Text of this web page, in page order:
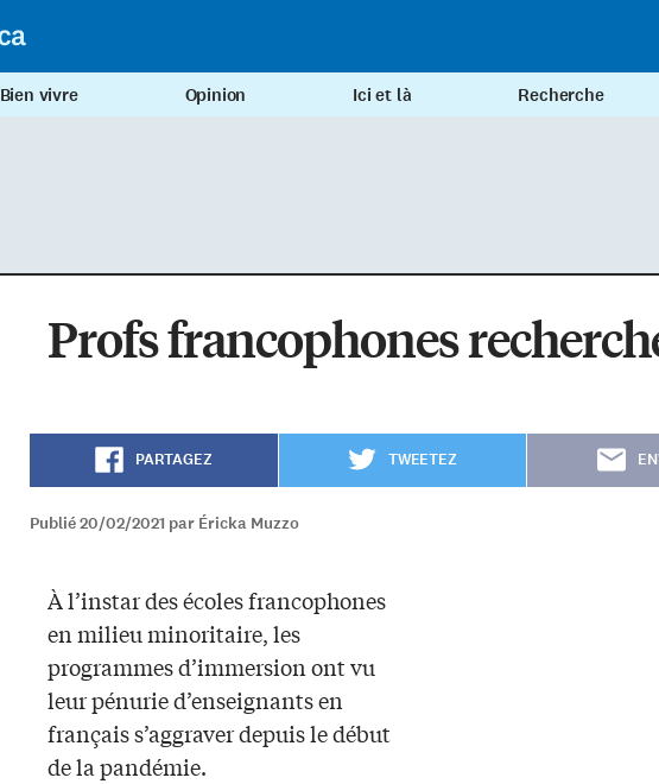
Bien vivre Opinion Ici et là Recherche
Profs francophones
PARTAGEZ TWEETEZ
Publié 20/02/2021 par Éricka Muzzo
À l’instar des écoles francophones
en milieu minoritaire, les
programmes d’immersion ont vu
leur pénurie d’enseignants en
français s’aggraver depuis le début
de la pandémie.